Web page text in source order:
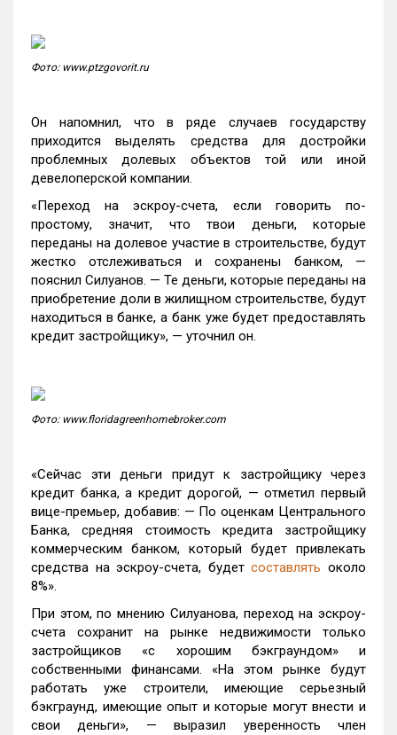
Фото: www.ptzgovorit.ru
Он напомнил, что в ряде случаев государству
приходится выделять средства для достройки
проблемных долевых объектов той или иной
девелоперской компании.
«Переход на эскроу-счета, если говорить по-
простому, значит, что твои деньги, которые
переданы на долевое участие в строительстве, будут
жестко отслеживаться и сохранены банком, —
пояснил Силуанов. — Те деньги, которые переданы на
приобретение доли в жилищном строительстве, будут
находиться в банке, а банк уже будет предоставлять
кредит застройщику», — уточнил он.
Фото: www.floridagreenhomebroker.com
«Сейчас эти деньги придут к застройщику через
кредит банка, а кредит дорогой, — отметил первый
вице-премьер, добавив: — По оценкам Центрального
Банка, средняя стоимость кредита застройщику
коммерческим банком, который будет привлекать
средства на эскроу-счета, будетсоставлять около
8%».
При этом, по мнению Силуанова, переход на эскроу-
счета сохранит на рынке недвижимости только
застройщиков «с хорошим бэкграундом» и
собственными финансами. «На этом рынке будут
работать уже строители, имеющие серьезный
бэкграунд, имеющие опыт и которые могут внести и
свои деньги», — выразил уверенность член